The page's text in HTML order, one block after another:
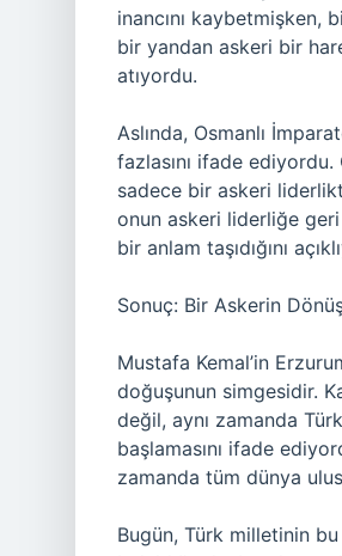
inancını kaybetmişken,
bir yandan askeri bir
atıyordu.
Aslında, Osmanlı
fazlasını ifade ediyordu.
sadece bir askeri
onun askeri liderliğe geri
bir anlam taşıdığını
Sonuç: Bir Askerin
Mustafa Kemal’in
doğuşunun simgesidir.
değil, aynı zamanda
başlamasını ifade
zamanda tüm dünya
Bugün, Türk milletinin bu